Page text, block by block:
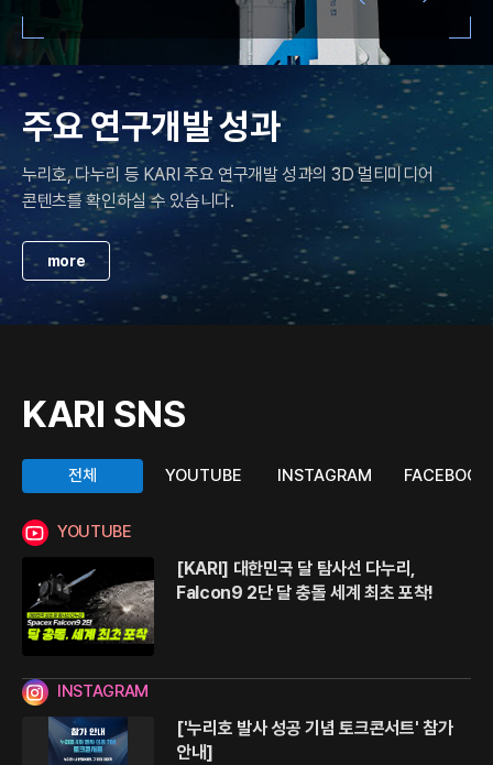
우
주
연
재
활
성
콘
텐
츠
왼
텐
(
오
)
정
지
주요 연구개발 성과
누리호, 다누리 등 KARI 주요 연구개발 성과의 3D 멀티미디어
콘텐츠를 확인하실 수 있습니다.
more
KARI SNS
전체 YOUTUBE INSTAGRAM FACEBOOK
YOUTUBE
[KARI] 대한민국 달 탐사선 다누리,
Falcon9 2단 달 충돌 세계 최초 포착!
INSTAGRAM
['누리호 발사 성공 기념 토크콘서트' 참가
안내]